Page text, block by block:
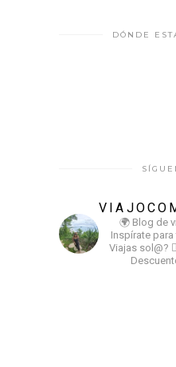
DÓNDE
🌍 Blog de
Inspírate
Viajas sol@?